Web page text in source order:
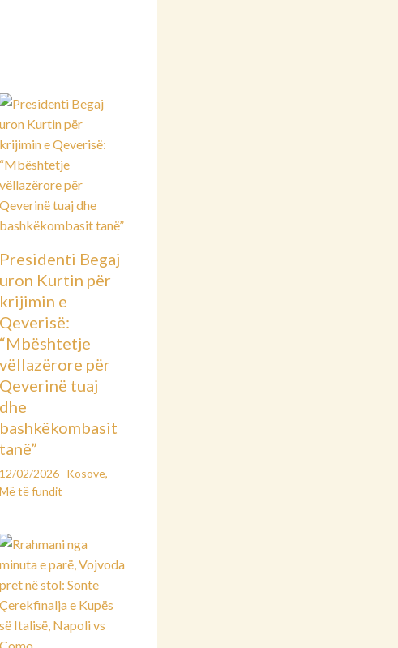
Presidenti Begaj
uron Kurtin për
krijimin e
Qeverisë:
“Mbështetje
vëllazërore për
Qeverinë tuaj
dhe
bashkëkombasit
tanë”
12/02/2026 Kosovë,
Më të fundit